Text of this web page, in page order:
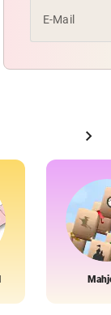
E-Mail
chevron_right